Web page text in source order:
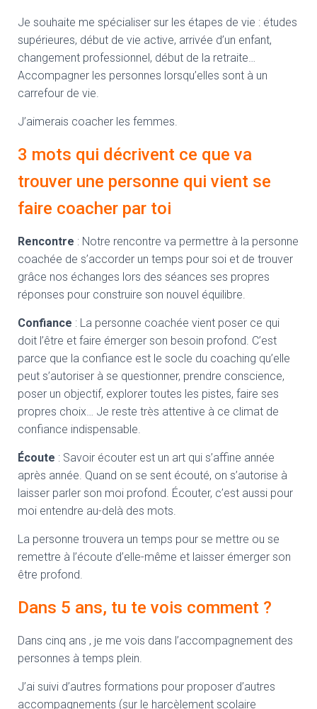
Je souhaite me spécialiser sur les étapes de vie : études
supérieures, début de vie active, arrivée d’un enfant,
changement professionnel, début de la retraite…
Accompagner les personnes lorsqu’elles sont à un
carrefour de vie.
J’aimerais coacher les femmes.
3 mots qui décrivent ce que va
trouver une personne qui vient se
faire coacher par toi
Rencontre : Notre rencontre va permettre à la personne
coachée de s’accorder un temps pour soi et de trouver
grâce nos échanges lors des séances ses propres
réponses pour construire son nouvel équilibre.
Confiance : La personne coachée vient poser ce qui
doit l’être et faire émerger son besoin profond. C’est
parce que la confiance est le socle du coaching qu’elle
peut s’autoriser à se questionner, prendre conscience,
poser un objectif, explorer toutes les pistes, faire ses
propres choix… Je reste très attentive à ce climat de
confiance indispensable.
Écoute : Savoir écouter est un art qui s’affine année
après année. Quand on se sent écouté, on s’autorise à
laisser parler son moi profond. Écouter, c’est aussi pour
moi entendre au-delà des mots.
La personne trouvera un temps pour se mettre ou se
remettre à l’écoute d’elle-même et laisser émerger son
être profond.
Dans 5 ans, tu te vois comment ?
Dans cinq ans , je me vois dans l’accompagnement des
personnes à temps plein.
J’ai suivi d’autres formations pour proposer d’autres
accompagnements (sur le harcèlement scolaire